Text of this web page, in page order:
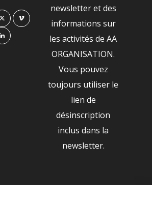
newsletter et des
informations sur
les activités de AA
ORGANISATION.
Vous pouvez
toujours utiliser le
lien de
désinscription
inclus dans la
newsletter.
NOS PARTENAIRES